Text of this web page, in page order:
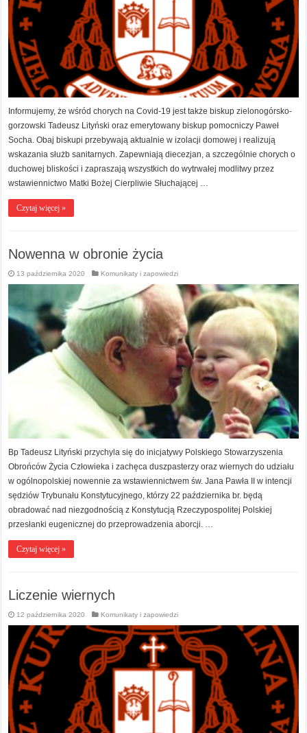
Informujemy, że wśród chorych na Covid-19 jest także biskup zielonogórsko-
gorzowski Tadeusz Lityński oraz emerytowany biskup pomocniczy Paweł
Socha. Obaj biskupi przebywają aktualnie w izolacji domowej i realizują
wskazania służb sanitarnych. Zapewniają diecezjan, a szczególnie chorych o
duchowej bliskości i zapraszają wszystkich do wytrwałej modlitwy przez
wstawiennictwo Matki Bożej Cierpliwie Słuchającej …
Czytaj więcej »
Nowenna w obronie życia
13 października 2020 Komunikaty i zapowiedzi
Bp Tadeusz Lityński przychyla się do inicjatywy Polskiego Stowarzyszenia
Obrońców Życia Człowieka i zachęca duszpasterzy oraz wiernych do udziału
w ogólnopolskiej nowennie za wstawiennictwem św. Jana Pawła II w intencji
sędziów Trybunału Konstytucyjnego, którzy 22 października br. będą
obradować nad niezgodnością z Konstytucją Rzeczypospolitej Polskiej
przesłanki eugenicznej do przeprowadzenia aborcji. …
Czytaj więcej »
Liczenie wiernych
12 października 2020 Komunikaty i zapowiedzi